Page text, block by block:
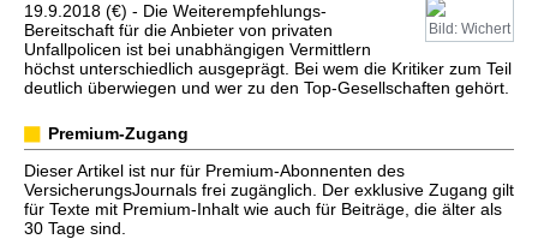
Bild: Wichert
19.9.2018 (€) - Die Weiterempfehlungs-
Bereitschaft für die Anbieter von privaten
Unfallpolicen ist bei unabhängigen Vermittlern
höchst unterschiedlich ausgeprägt. Bei wem die Kritiker zum Teil
deutlich überwiegen und wer zu den Top-Gesellschaften gehört.
Premium-Zugang
Dieser Artikel ist nur für Premium-Abonnenten des
VersicherungsJournals frei zugänglich. Der exklusive Zugang gilt
für Texte mit Premium-Inhalt wie auch für Beiträge, die älter als
30 Tage sind.